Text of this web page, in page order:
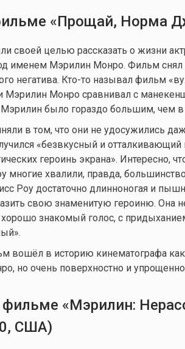
«Прощай, Норма
своей целью рассказать о жизни
именем Мэрилин Монро. Фильм
негатива. Кто-то называл фильм
Мэрилин Монро сравнивал с
Мэрилин было гораздо большим, чем
в том, что они не удосужились
«безвкусный и отталкивающий
героинь экрана». Интересно,
многие хвалили, правда,
Роу достаточно длинноногая и
свою знаменитую героиню. Она
знакомый голос, с
вошёл в историю кинематографа как
но очень поверхностно и
«Мэрилин:
США)